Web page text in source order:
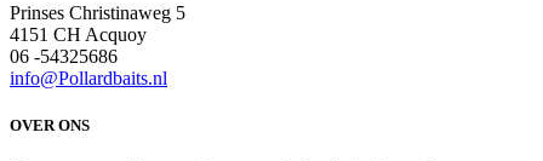
Prinses Christinaweg 5
4151 CH Acquoy
06 -54325686
info@Pollardbaits.nl
OVER ONS